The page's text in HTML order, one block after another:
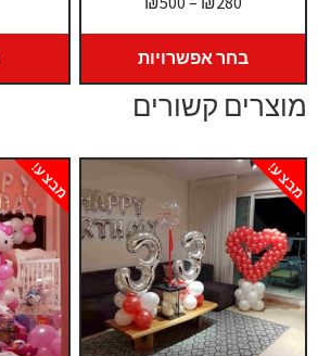
מחירים:
עד
⁦₪500⁩
בחר אפשרויות
מוצרים קשורים
מבצע! מבצע!